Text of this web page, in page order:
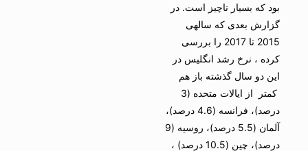
بود که بسیار ناچیز است. در
گزارش بعدی که سالهی
2015 تا 2017 را بررسی
کرده ، نرخ رشد انگلیس در
این دو سال گذشته باز هم
کمتر از ایالات متحده (3
درصد)، فرانسه (4.6 درصد)،
آلمان (5.5 درصد)، روسیه (9
درصد)، چین (10.5 درصد) ،